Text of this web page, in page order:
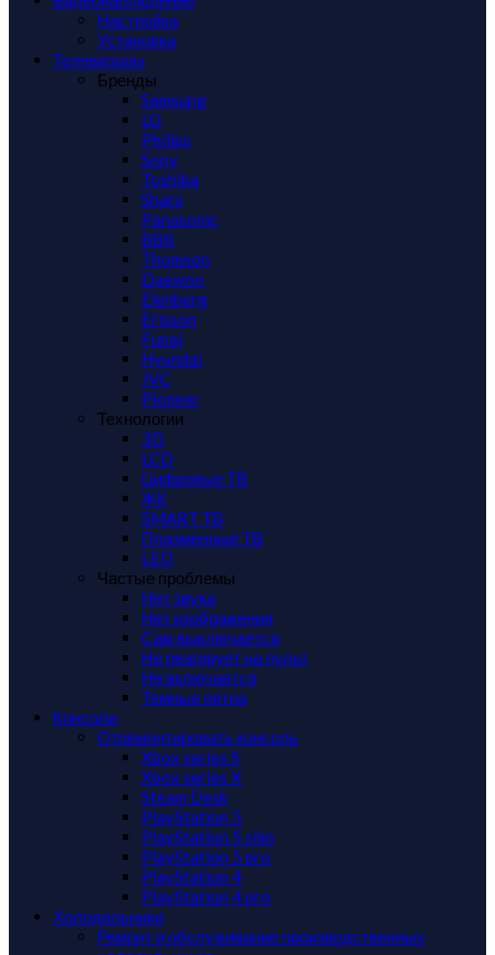
Настройка
Установка
Телевизоры
Бренды
Samsung
LG
Philips
Sony
Toshiba
Sharp
Panasonic
BBK
Thomson
Daewoo
Elenberg
Erisson
Funai
Hyundai
JVC
Pioneer
Технологии
3D
LCD
Цифровые ТВ
ЖК
SMART ТВ
Плазменные ТВ
LED
Частые проблемы
Нет звука
Нет изображения
Сам выключается
Не реагирует на пульт
Не включается
Темные пятна
Консоли
Отремонтировать консоль
Xbox series S
Xbox series X
Steam Desk
PlayStation 5
PlayStation 5 slim
PlayStation 5 pro
PlayStation 4
PlayStation 4 pro
Холодильники
Ремонт и обслуживание производственных